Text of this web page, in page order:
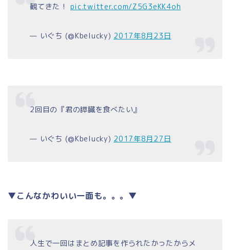
観てきた！ pic.twitter.com/Z5G3eKK4oh
— いぐち (@Kbelucky) 2017年8月23日
2回目の『君の膵臓を食べたい』
— いぐち (@Kbelucky) 2017年8月27日
▼こんなかわいい一面も。。。▼
人生で一回はまとめ記事を作られたかったからメ